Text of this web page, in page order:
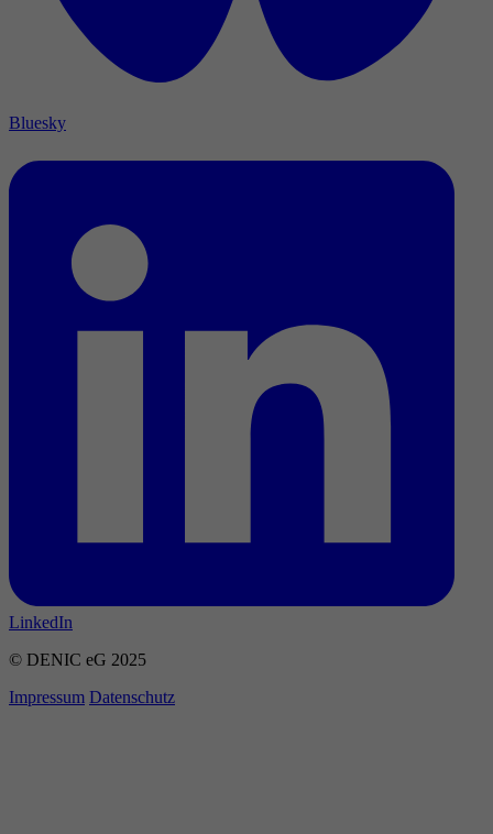
Bluesky
LinkedIn
© DENIC eG 2025
Impressum Datenschutz